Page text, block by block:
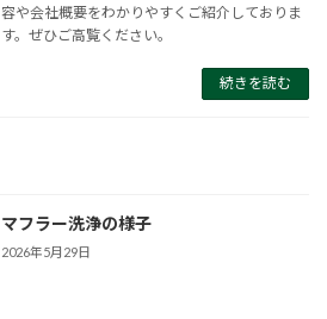
容や会社概要をわかりやすくご紹介しておりま
す。ぜひご高覧ください。
続きを読む
マフラー洗浄の様子
2026年5月29日